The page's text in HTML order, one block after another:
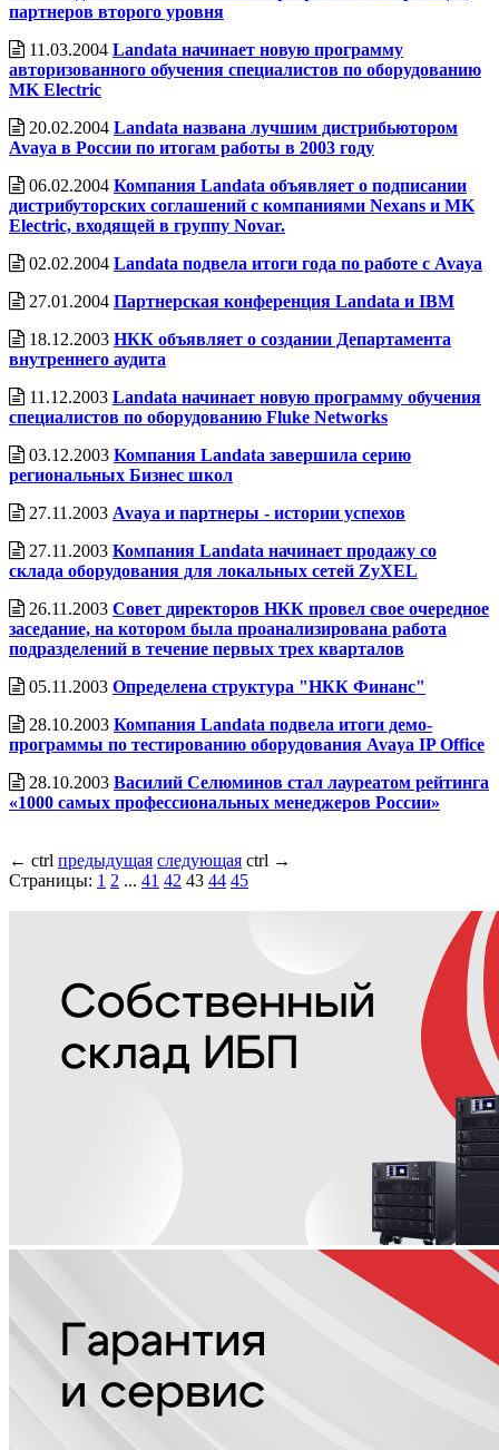
партнеров второго уровня
11.03.2004 Landata начинает новую программу
авторизованного обучения специалистов по оборудованию
MK Electric
20.02.2004 Landata названа лучшим дистрибьютором
Avaya в России по итогам работы в 2003 году
06.02.2004 Компания Landata объявляет о подписании
дистрибуторских соглашений с компаниями Nexans и MK
Electric, входящей в группу Novar.
02.02.2004 Landata подвела итоги года по работе с Avaya
27.01.2004 Партнерская конференция Landata и IBM
18.12.2003 НКК объявляет о создании Департамента
внутреннего аудита
11.12.2003 Landata начинает новую программу обучения
специалистов по оборудованию Fluke Networks
03.12.2003 Компания Landata завершила серию
региональных Бизнес школ
27.11.2003 Avaya и партнеры - истории успехов
27.11.2003 Компания Landata начинает продажу со
склада оборудования для локальных сетей ZyXEL
26.11.2003 Совет директоров НКК провел свое очередное
заседание, на котором была проанализирована работа
подразделений в течение первых трех кварталов
05.11.2003 Определена структура "НКК Финанс"
28.10.2003 Компания Landata подвела итоги демо-
программы по тестированию оборудования Avaya IP Office
28.10.2003 Василий Селюминов стал лауреатом рейтинга
«1000 самых профессиональных менеджеров России»
← ctrl предыдущая следующая ctrl →
Страницы: 1 2 ... 41 42 43 44 45